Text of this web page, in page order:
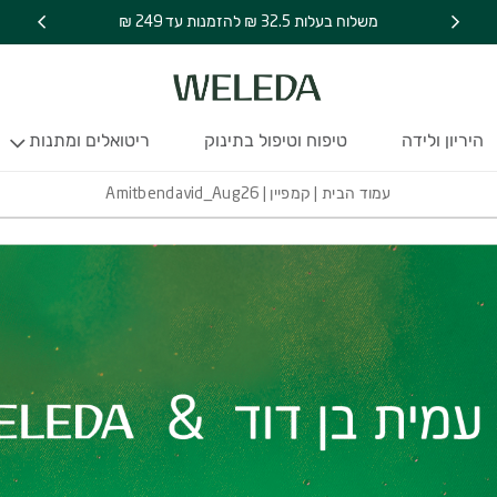
משלוח בעלות 32.5 ₪ להזמנות עד 249 ₪
היריון ולידה טיפוח וטיפול בתינוק ריטואלים ומתנות
עמוד הבית| קמפיין